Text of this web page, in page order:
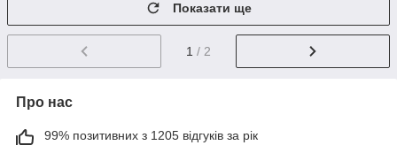
Показати ще
1 / 2
Про нас
99% позитивних з 1205 відгуків за рік